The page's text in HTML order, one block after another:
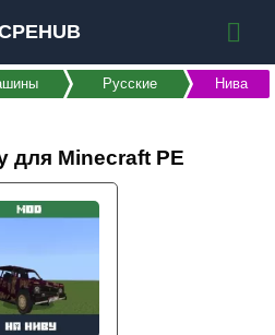
Русские Нива
для Minecraft PE